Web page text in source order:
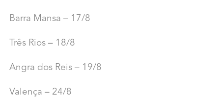
Barra Mansa – 17/8
Três Rios – 18/8
Angra dos Reis – 19/8
Valença – 24/8